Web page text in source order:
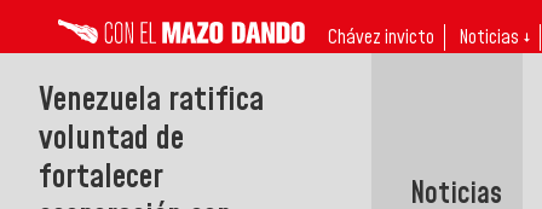
Chávez invicto Noticias ↓
Venezuela ratifica
voluntad de
fortalecer
Noticias